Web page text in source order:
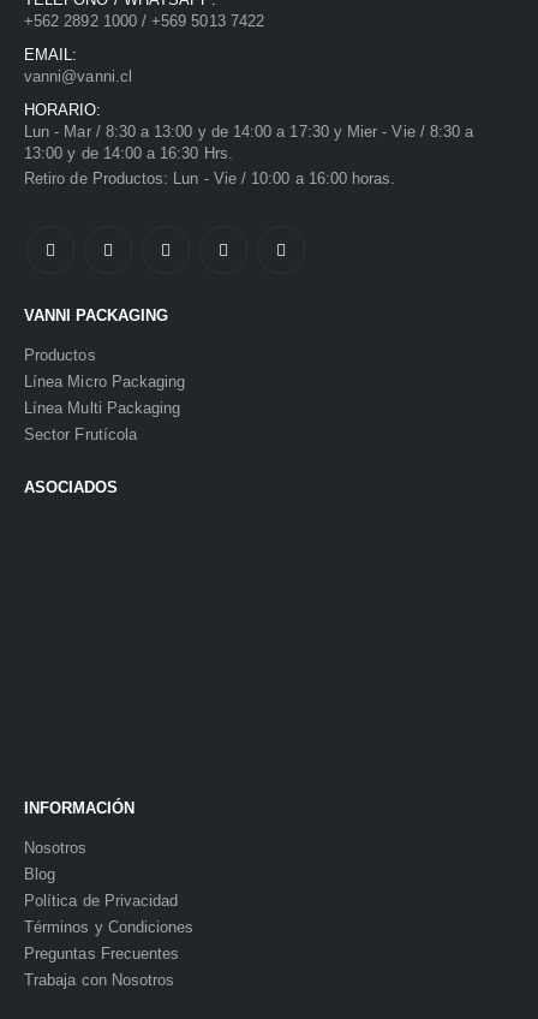
+562 2892 1000 / +569 5013 7422
EMAIL:
vanni@vanni.cl
HORARIO:
Lun - Mar / 8:30 a 13:00 y de 14:00 a 17:30 y Mier - Vie / 8:30 a
13:00 y de 14:00 a 16:30 Hrs.
Retiro de Productos: Lun - Vie / 10:00 a 16:00 horas.
VANNI PACKAGING
Productos
Línea Micro Packaging
Línea Multi Packaging
Sector Frutícola
ASOCIADOS
INFORMACIÓN
Nosotros
Blog
Política de Privacidad
Términos y Condiciones
Preguntas Frecuentes
Trabaja con Nosotros